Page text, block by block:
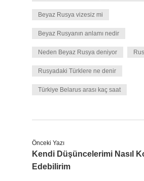
Beyaz Rusya vizesiz mi
Beyaz Rusyanın anlamı nedir
Neden Beyaz Rusya deniyor
Rusyadaki Türklere ne denir
Türkiye Belarus arası kaç saat
Önceki Yazı
Kendi Düşüncelerimi Nasıl
Edebilirim